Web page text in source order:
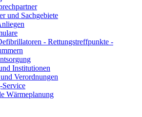
und Sachgebiete
- Rettungstreffpunkte -
Institutionen
Verordnungen
Service
Wärmeplanung